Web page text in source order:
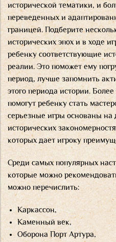
исторической тематики, и
переведенных и
границей. Подберите
исторических эпох и в ходе
ребенку соответствующие
реалии. Это поможет ему
период, лучше запомнить
этого периода истории.
помогут ребенку стать
серьезные игры основаны на
исторических
которых дает игроку
Среди самых популярных
которые можно
можно перечислить:
Каркассон,
Каменный век,
Оборона Порт Артура,